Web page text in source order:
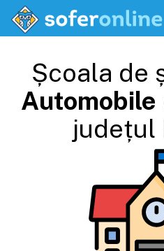
Școala de
Automobile
județul